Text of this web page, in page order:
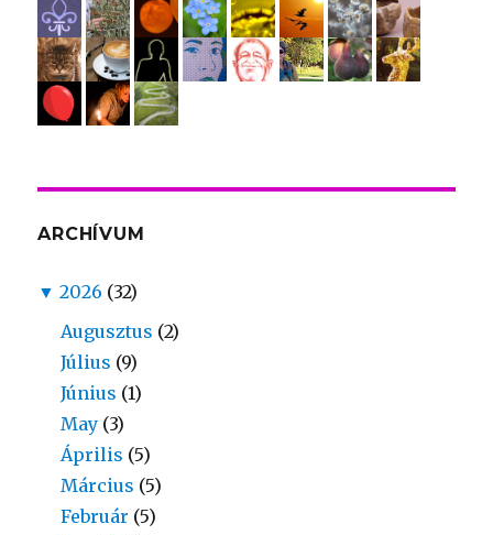
ARCHÍVUM
▼ 2026 (32)
Augusztus (2)
Július (9)
Június (1)
May (3)
Április (5)
Március (5)
Február (5)